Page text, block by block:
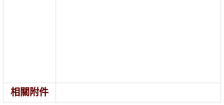
相關附件